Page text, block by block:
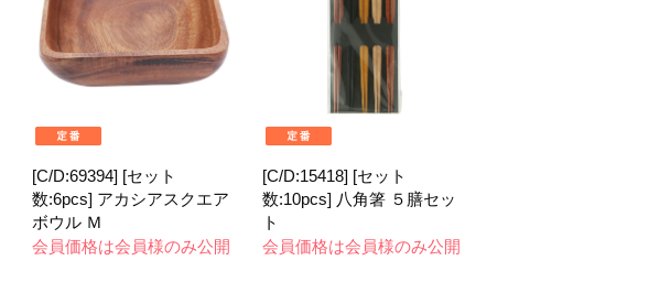
[C/D:69394] [セット
数:6pcs] アカシアスクエア
ボウル Ｍ
会員価格は会員様のみ公開
[C/D:15418] [セット
数:10pcs] 八角箸 ５膳セッ
ト
会員価格は会員様のみ公開